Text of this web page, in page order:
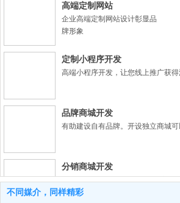
高端定制网站
企业高端定制网站设计彰显品
牌形象
定制小程序开发
高端小程序开发，让您线上推广获
品牌商城开发
有助建设自有品牌。开设独立商城
分销商城开发
灵活分配返佣，功能更强大,可扩展
不同媒介，同样精彩